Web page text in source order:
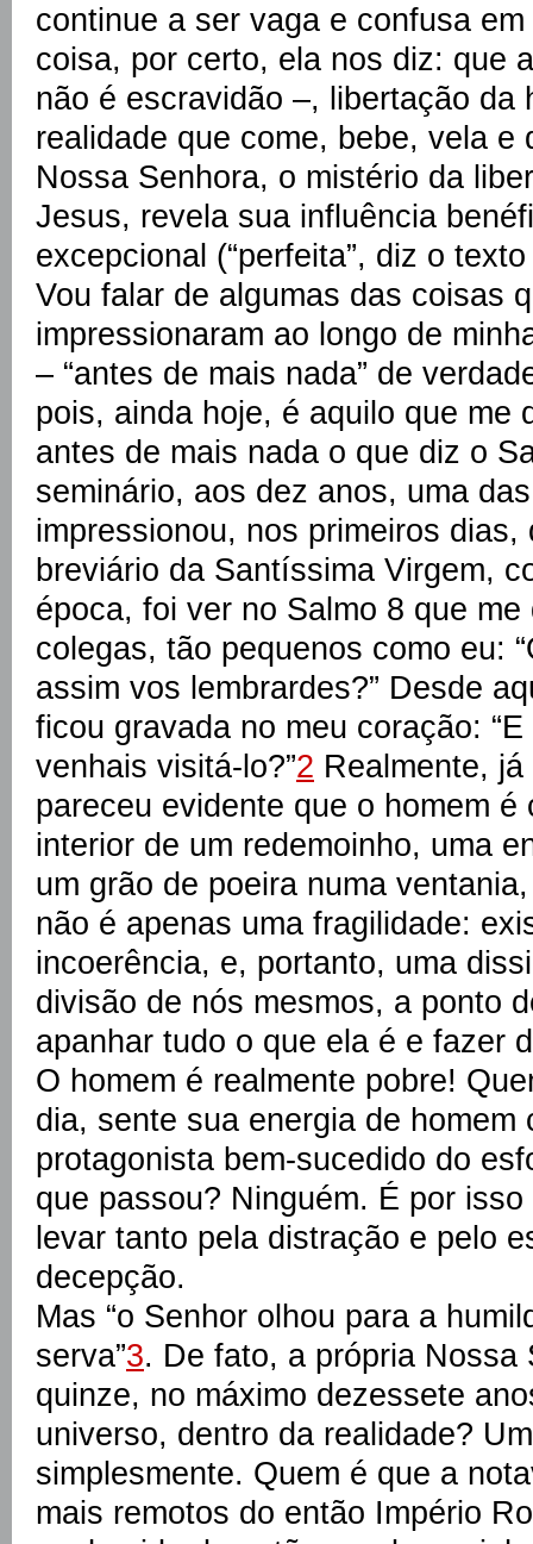
continue a ser vaga e confusa
coisa, por certo, ela nos diz: que
não é escravidão –, libertação da
realidade que come, bebe, vela e
Nossa Senhora, o mistério da
Jesus, revela sua influência
excepcional (“perfeita”, diz o
Vou falar de algumas das coisas
impressionaram ao longo de
– “antes de mais nada” de
pois, ainda hoje, é aquilo que me
antes de mais nada o que diz o
seminário, aos dez anos, uma
impressionou, nos primeiros
breviário da Santíssima Virgem,
época, foi ver no Salmo 8 que
colegas, tão pequenos como eu:
assim vos lembrardes?” Desde
ficou gravada no meu coração:
venhais visitá-lo?”2 Realmente,
pareceu evidente que o homem é
interior de um redemoinho, uma
um grão de poeira numa
não é apenas uma fragilidade:
incoerência, e, portanto, uma
divisão de nós mesmos, a ponto
apanhar tudo o que ela é e fazer
O homem é realmente pobre!
dia, sente sua energia de homem
protagonista bem-sucedido do
que passou? Ninguém. É por
levar tanto pela distração e pelo
decepção.
Mas “o Senhor olhou para a
serva”3. De fato, a própria Nossa
quinze, no máximo dezessete
universo, dentro da realidade?
simplesmente. Quem é que a
mais remotos do então Império